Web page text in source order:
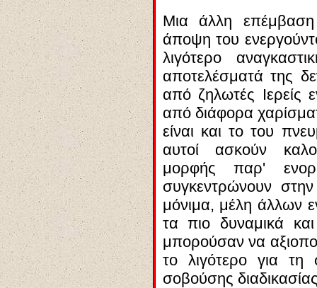
Μια άλλη
άποψη του
λιγότερο
αποτελέσματά της
από ζηλωτές Ιερείς
από διάφορα
είναι και το του
αυτοί ασκούν
μορφής παρ'
συγκεντρώνουν
μόνιμα, μέλη άλλων
τα πιο δυναμικά
μπορούσαν να
το λιγότερο για τη
σοβούσης